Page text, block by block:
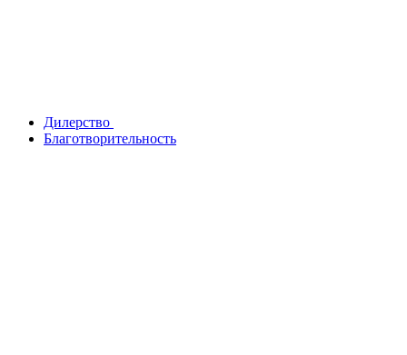
Дилерство
Благотворительность